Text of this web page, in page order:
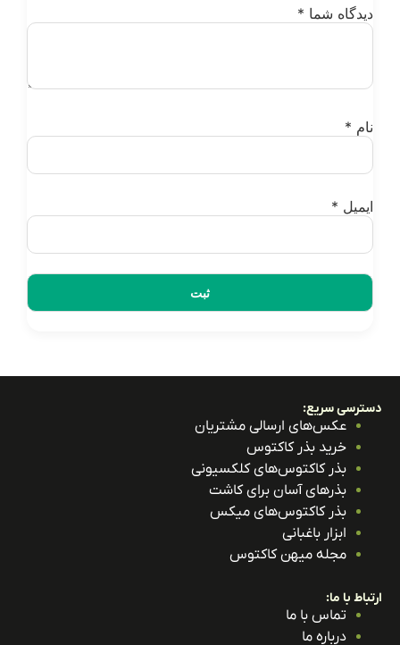
شما *
*
سریع:
عکس‌های ارسالی مشتریان
خرید بذر کاکتوس
بذر کاکتوس‌های کلکسیونی
بذرهای آسان برای کاشت
بذر کاکتوس‌های میکس
ابزار باغبانی
مجله میهن کاکتوس
با ما:
تماس با ما
درباره ما